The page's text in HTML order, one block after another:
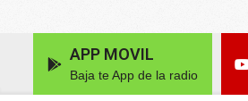
JUANA
FM
Navigation APP MOVIL
Baja te App de la radio